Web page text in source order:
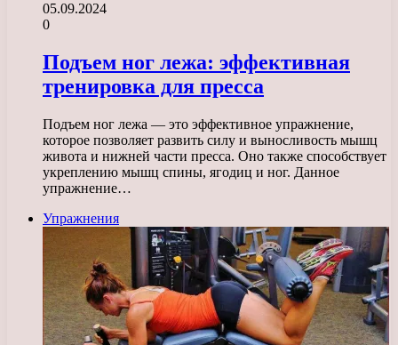
05.09.2024
0
Подъем ног лежа: эффективная
тренировка для пресса
Подъем ног лежа — это эффективное упражнение,
которое позволяет развить силу и выносливость мышц
живота и нижней части пресса. Оно также способствует
укреплению мышц спины, ягодиц и ног. Данное
упражнение…
Упражнения